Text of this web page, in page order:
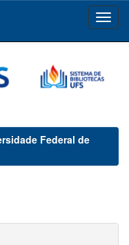
Federal de